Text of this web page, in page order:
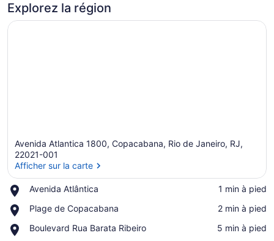
Explorez la région
Avenida Atlantica 1800, Copacabana, Rio de Janeiro, RJ,
22021-001
Afficher sur la carte
Avenida Atlântica
Place,
Atlântica
‪1 min à pied‬
Plage de Copacabana
Place,
de
‪2 min à pied‬
Boulevard Rua Barata Ribeiro
Place,
‪5 min à pied‬